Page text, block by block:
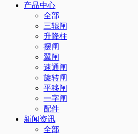
产品中心
全部
三辊闸
升降柱
摆闸
翼闸
速通闸
旋转闸
平移闸
一字闸
配件
新闻资讯
全部